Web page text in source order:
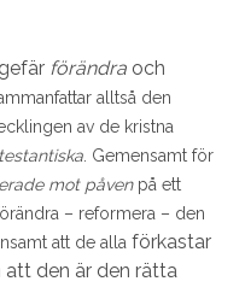
förändraoch
alltså den
av de kristna
. Gemensamt för
mot påvenpå ett
– reformera – den
att de alla förkastar
den är den rätta